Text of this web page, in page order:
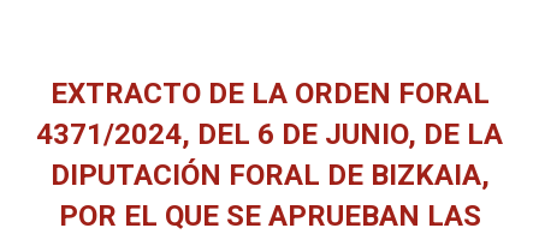
EXTRACTO DE LA ORDEN FORAL
4371/2024, DEL 6 DE JUNIO, DE LA
DIPUTACIÓN FORAL DE BIZKAIA,
POR EL QUE SE APRUEBAN LAS